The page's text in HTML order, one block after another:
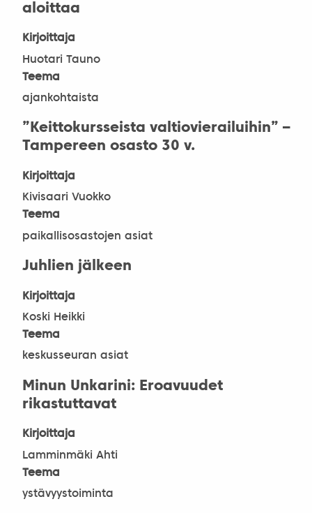
aloittaa
Kirjoittaja
Huotari Tauno
Teema
ajankohtaista
”Keittokursseista valtiovierailuihin” –
Tampereen osasto 30 v.
Kirjoittaja
Kivisaari Vuokko
Teema
paikallisosastojen asiat
Juhlien jälkeen
Kirjoittaja
Koski Heikki
Teema
keskusseuran asiat
Minun Unkarini: Eroavuudet
rikastuttavat
Kirjoittaja
Lamminmäki Ahti
Teema
ystävyystoiminta